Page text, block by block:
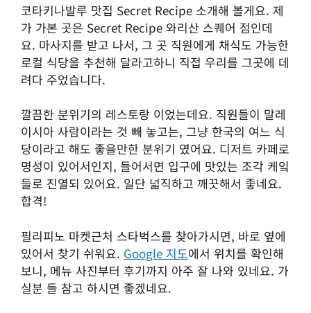
코타키나발루 맛집 Secret Recipe 소개해 볼게요. 제
가 가본 곳은 Secret Recipe 와리산 스퀘어 점인데
요. 마사지를 받고 나서, 그 곳 직원에게 채식도 가능한
로컬 식당을 추천해 달라고하니 직접 우리를 그곳에 데
려다 주었습니다.
깔끔한 분위기의 레스토랑 이었는데요. 직원들이 말레
이시아 사람이라는 것 빼 놓고는, 그냥 한국의 여느 식
당이라고 해도 좋을만한 분위기 였어요. 디저트 카페로
명성이 있어서인지, 들어서면 입구에 맛있는 조각 케잌
들로 진열되 있어요. 일단 넓직하고 깨끗해서 좋네요.
합격!
필리피노 마켓근처 스타벅스를 찾아가시면, 바로 옆에
있어서 찾기 쉬워요. Google 지도에서 위치를 확인해
보니, 메뉴 사진부터 후기까지 아주 잘 나와 있네요. 가
실분 들 참고 하시면 좋겠네요.